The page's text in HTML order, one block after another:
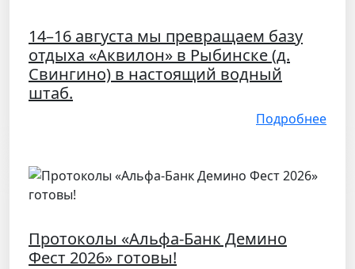
14–16 августа мы превращаем базу
отдыха «Аквилон» в Рыбинске (д.
Свингино) в настоящий водный
штаб.
Подробнее
Протоколы «Альфа-Банк Демино
Фест 2026» готовы!